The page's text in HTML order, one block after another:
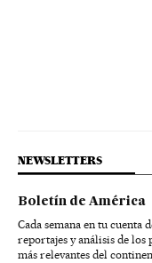
NEWSLETTERS
Boletín de América
Cada semana en tu cuenta
reportajes y análisis de los
más relevantes del